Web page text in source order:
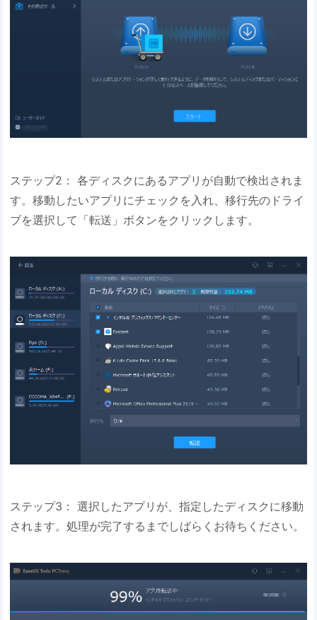
ステップ2： 各ディスクにあるアプリが自動で検出されま
す。移動したいアプリにチェックを入れ、移行先のドライ
ブを選択して「転送」ボタンをクリックします。
ステップ3： 選択したアプリが、指定したディスクに移動
されます。処理が完了するまでしばらくお待ちください。